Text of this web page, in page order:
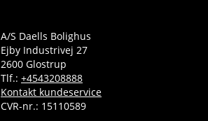
A/S Daells Bolighus
Ejby Industrivej 27
2600 Glostrup
Tlf.: +4543208888
Kontakt kundeservice
CVR-nr.: 15110589